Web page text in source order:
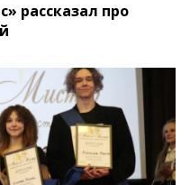
рассказал про